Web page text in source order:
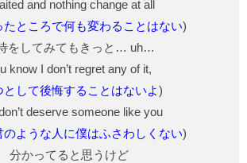
and nothing change at all
たところで何も変わることはない)
をしてみてもきっと… uh…
know I don’t regret any of it,
として後悔することはないよ)
deserve someone like you
のような人に僕はふさわしくない)
分かってると思うけど